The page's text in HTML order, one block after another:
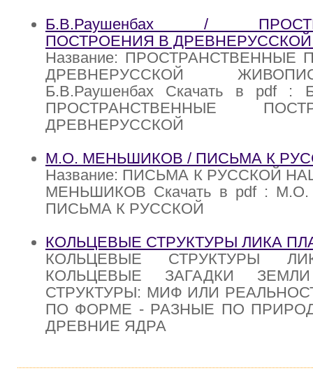
Б.В.Раушенбах /
ПОСТРОЕНИЯ В
Название: ПРОСТРАНСТВЕННЫЕ
ДРЕВНЕРУССКОЙ
Б.В.Раушенбах Скачать в pdf :
ПРОСТРАНСТВЕННЫЕ
ДРЕВНЕРУССКОЙ
М.О. МЕНЬШИКОВ / ПИСЬМА К
Название: ПИСЬМА К РУССКОЙ
МЕНЬШИКОВ Скачать в pdf :
ПИСЬМА К РУССКОЙ
КОЛЬЦЕВЫЕ СТРУКТУРЫ ЛИКА
КОЛЬЦЕВЫЕ СТРУКТУРЫ
КОЛЬЦЕВЫЕ ЗАГАДКИ
СТРУКТУРЫ: МИФ ИЛИ
ПО ФОРМЕ - РАЗНЫЕ ПО
ДРЕВНИЕ ЯДРА